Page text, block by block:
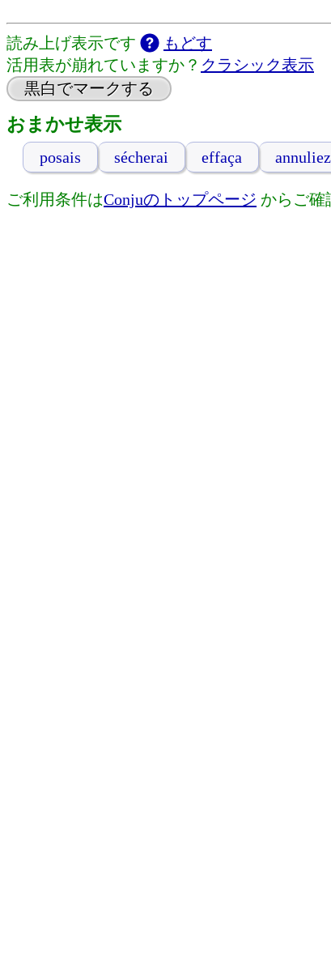
読み上げ表示です
もどす
活用表が崩れていますか？ クラシック表示
黒白でマークする
おまかせ表示
posais sécherai effaça annuliez
ご利用条件はConjuのトップページ からご確